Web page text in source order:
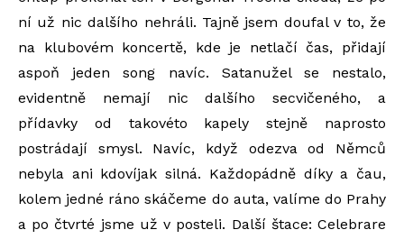
ní už nic dalšího nehráli. Tajně jsem doufal v to, že
na klubovém koncertě, kde je netlačí čas, přidají
aspoň jeden song navíc. Satanužel se nestalo,
evidentně nemají nic dalšího secvičeného, a
přídavky od takovéto kapely stejně naprosto
postrádají smysl. Navíc, když odezva od Němců
nebyla ani kdovíjak silná. Každopádně díky a čau,
kolem jedné ráno skáčeme do auta, valíme do Prahy
a po čtvrté jsme už v posteli. Další štace: Celebrare